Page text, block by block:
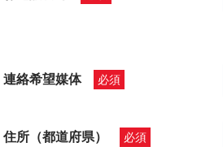
連絡希望媒体
住所（都道府県）